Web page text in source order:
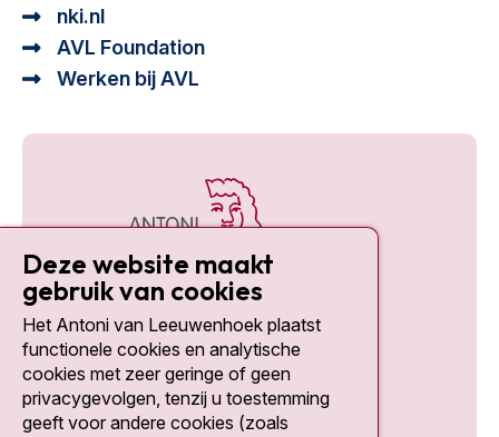
nki.nl
AVL Foundation
Werken bij AVL
Social media
Deze website maakt
gebruik van cookies
Het Antoni van Leeuwenhoek plaatst
functionele cookies en analytische
cookies met zeer geringe of geen
privacygevolgen, tenzij u toestemming
geeft voor andere cookies (zoals